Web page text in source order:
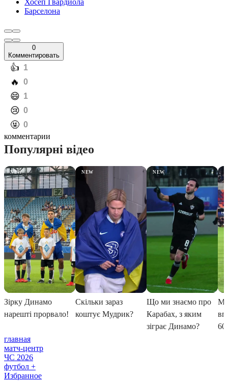
Хосеп Гвардиола
Барселона
0
Комментировать
️👍 1
️🔥 0
️😄 1
️😢 0
️🤬 0
комментарии
главная
матч-центр
ЧС 2026
футбол +
Избранное